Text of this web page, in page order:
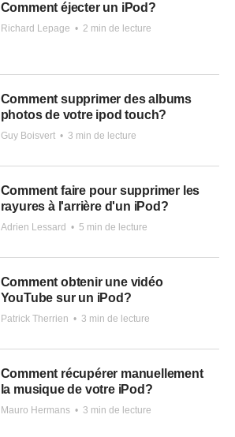
Comment éjecter un iPod?
Richard Lepage • 2 min de lecture
Comment supprimer des albums
photos de votre ipod touch?
Guy Boisvert • 3 min de lecture
Comment faire pour supprimer les
rayures à l'arrière d'un iPod?
Adrien Lessard • 5 min de lecture
Comment obtenir une vidéo
YouTube sur un iPod?
Patrick Therrien • 3 min de lecture
Comment récupérer manuellement
la musique de votre iPod?
Mauro Hermans • 3 min de lecture